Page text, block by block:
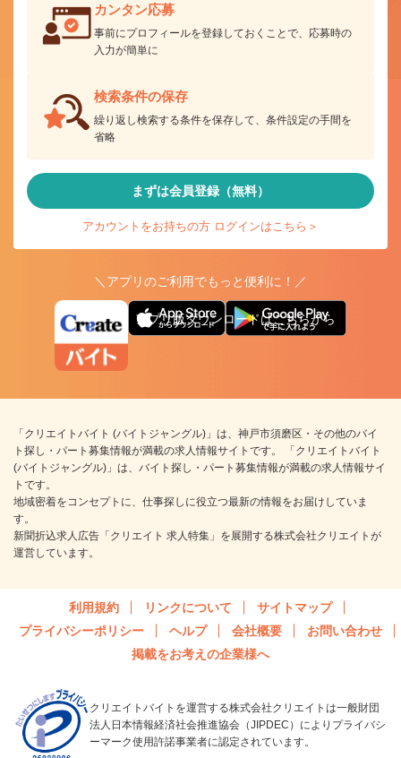
カンタン応募
事前にプロフィールを登録しておくことで、応募時の
入力が簡単に
検索条件の保存
繰り返し検索する条件を保存して、条件設定の手間を
省略
まずは会員登録（無料）
アカウントをお持ちの方 ログインはこちら＞
＼アプリのご利用でもっと便利に！／
アプリ版ダウンロードはこちらから
「クリエイトバイト (バイトジャングル)」は、神戸市須磨区・その他のバイ
ト探し・パート募集情報が満載の求人情報サイトです。 「クリエイトバイト
(バイトジャングル)」は、バイト探し・パート募集情報が満載の求人情報サイ
トです。
地域密着をコンセプトに、仕事探しに役立つ最新の情報をお届けしていま
す。
新聞折込求人広告「クリエイト 求人特集」を展開する株式会社クリエイトが
運営しています。
利用規約 リンクについて
サイトマップ
プライバシーポリシー
ヘルプ 会社概要
お問い合わせ
掲載をお考えの企業様へ
クリエイトバイトを運営する株式会社クリエイトは一般財団
法人日本情報経済社会推進協会（JIPDEC）によりプライバシ
ーマーク使用許諾事業者に認定されています。